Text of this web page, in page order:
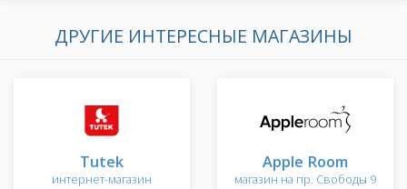
ДРУГИЕ ИНТЕРЕСНЫЕ МАГАЗИНЫ
Tutek
интернет-магазин
Apple Room
магазин на пр. Свободы 9